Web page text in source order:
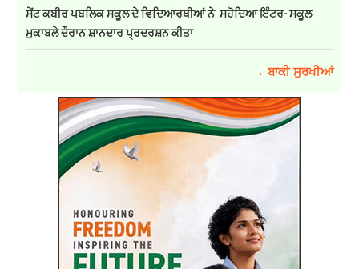
ਸੇਂਟ ਕਬੀਰ ਪਬਲਿਕ ਸਕੂਲ ਦੇ ਵਿਦਿਆਰਥੀਆਂ ਨੇ ਸਹੋਦਿਆ ਇੰਟਰ- ਸਕੂਲ
ਮੁਕਾਬਲੇ ਦੌਰਾਨ ਸ਼ਾਨਦਾਰ ਪ੍ਰਦਰਸ਼ਨ ਕੀਤਾ
→ ਬਾਕੀ ਸੁਰਖੀਆਂ